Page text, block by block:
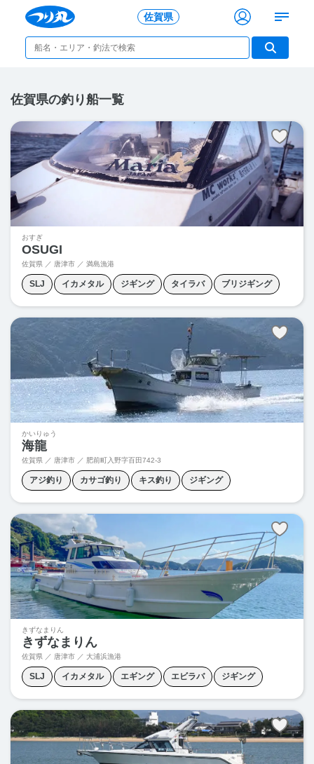
佐賀県
佐賀県の釣り船一覧
おすぎ
OSUGI
佐賀県 ／ 唐津市 ／ 満島漁港
SLJ イカメタル ジギング タイラバ ブリジギング
青物ジギング
かいりゅう
海龍
佐賀県 ／ 唐津市 ／ 肥前町入野字百田742-3
アジ釣り カサゴ釣り キス釣り ジギング
スロージギング タイラバ フカセ釣り ライトジギング
根魚釣り 青物ジギング
きずなまりん
きずなまりん
佐賀県 ／ 唐津市 ／ 大浦浜漁港
SLJ イカメタル エギング エビラバ ジギング
タイラバ ティップラン ブリジギング 青物ジギング